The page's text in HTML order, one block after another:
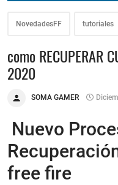
NovedadesFF tutoriales
como RECUPERAR
2020
SOMA GAMER
Nuevo
free fire